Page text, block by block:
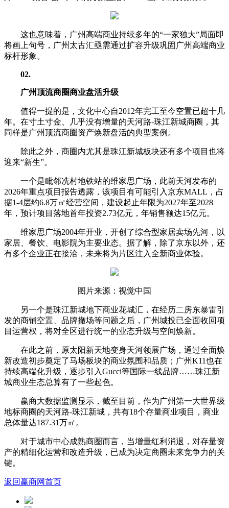
这也意味着，广州高端商业持续多年的“一家独大”局面即
将画上句号，广州太古汇亟需通过扩容升级巩固广州高端商业
标杆形象。
02.
广州顶流商圈商业盘活升级
值得一提的是，文化中心自2012年完工至今空置已超十几
年。在寸土寸金、几乎没有增量的天河路-珠江新城商圈，其
同样是广州顶流商圈资产焕新盘活的典型案例。
除此之外，商圈内尤其是珠江新城板块还有多个项目也将
迎来“新生”。
一个是毗邻冼村地铁站的维家思广场，此前天河发布的
2026年重点项目报告透露，该项目有可能引入京东MALL，占
据1-4层约6.8万㎡经营空间，建设起止年限为2027年至2028
年，预计项目落地首年投资2.73亿元，年销售额达15亿元。
维家思广场2004年开业，开创了综合型家居卖场先河，以
家居、餐饮、电影院为主要业态。据了解，除了京东以外，还
有多个企业正在接洽，未来将为片区注入全新商业体验。
图片来源：视觉中国
另一个是珠江新城地下商业花城汇，在经历二房东暴雷引
发的商铺空置、品牌撤场等问题之后，广州城投已全面收回项
目运营权，将对全区进行统一的业态升级与空间焕新。
在此之前，原太阳新天地变身天河领展广场，通过全面焕
新改造初步奠定了马场板块的商业氛围和品质；广州K11也在
持续高端化升级，逐步引入Gucci等国际一线品牌……珠江新
城商业生态总算有了一些起色。
赢商大数据监测显示，截至目前，作为广州第一大世界级
地标商圈的天河路-珠江新城，共有18个存量商业项目，商业
总体量达187.31万㎡。
对于城市中心成熟商圈而言，当增量红利消退，对存量资
产的精细化运营和改造升级，已成为决定商圈未来竞争力的关
键。
返回赢商网首页